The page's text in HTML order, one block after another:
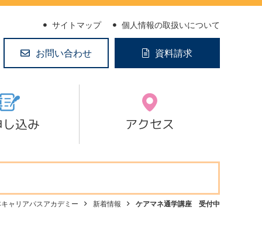
サイトマップ 個人情報の取扱いについて
お問い合わせ 資料請求
込み アクセス
ャリアパスアカデミー 新着情報 ケアマネ通学講座 受付中